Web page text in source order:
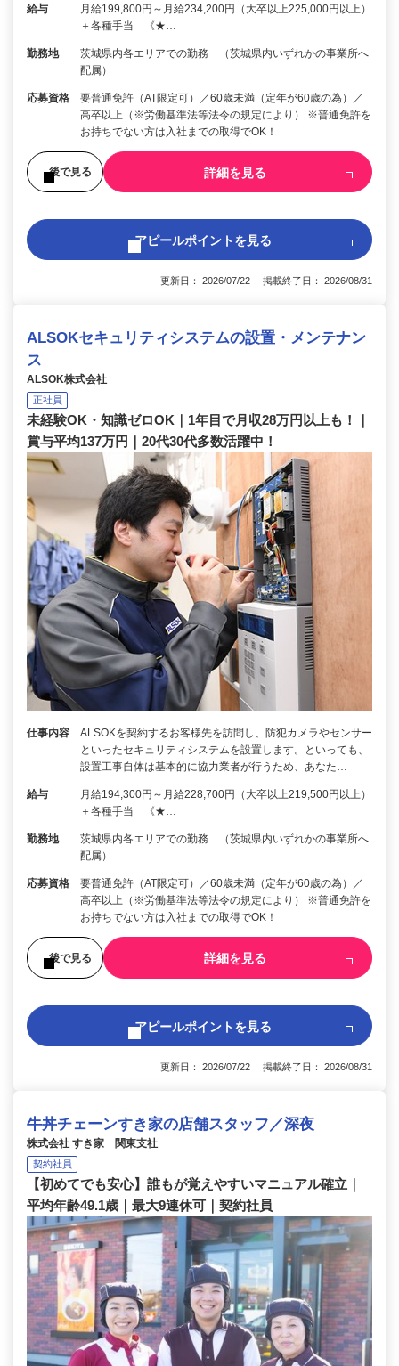
給与
月給199,800円～月給234,200円（大卒以上225,000円以上）
＋各種手当 《★…
勤務地
茨城県内各エリアでの勤務 （茨城県内いずれかの事業所へ
配属）
応募資格
要普通免許（AT限定可）／60歳未満（定年が60歳の為）／
高卒以上（※労働基準法等法令の規定により） ※普通免許を
お持ちでない方は入社までの取得でOK！
後で見る 詳細を見る
アピールポイントを見る
更新日： 2026/07/22 掲載終了日： 2026/08/31
ALSOKセキュリティシステムの設置・メンテナン
ス
ALSOK株式会社
正社員
未経験OK・知識ゼロOK｜1年目で月収28万円以上も！｜
賞与平均137万円｜20代30代多数活躍中！
仕事内容
ALSOKを契約するお客様先を訪問し、防犯カメラやセンサー
といったセキュリティシステムを設置します。といっても、
設置工事自体は基本的に協力業者が行うため、あなた…
給与
月給194,300円～月給228,700円（大卒以上219,500円以上）
＋各種手当 《★…
勤務地
茨城県内各エリアでの勤務 （茨城県内いずれかの事業所へ
配属）
応募資格
要普通免許（AT限定可）／60歳未満（定年が60歳の為）／
高卒以上（※労働基準法等法令の規定により） ※普通免許を
お持ちでない方は入社までの取得でOK！
後で見る 詳細を見る
アピールポイントを見る
更新日： 2026/07/22 掲載終了日： 2026/08/31
牛丼チェーンすき家の店舗スタッフ／深夜
株式会社 すき家 関東支社
契約社員
【初めてでも安心】誰もが覚えやすいマニュアル確立｜
平均年齢49.1歳｜最大9連休可｜契約社員